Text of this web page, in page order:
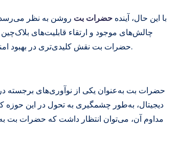
با این حال، آینده حضرات بت روشن به نظر می‌رسد.
چالش‌های موجود و ارتقاء قابلیت‌های
حضرات بت نقش کلیدی‌تری در بهبود امنیت دیجیتال و ایجاد راهکارهای نوآورانه برای مسائل مختلف ایفا کند.
حضرات بت به‌عنوان یکی از نوآوری‌های برجسته در
دیجیتال، به‌طور چشمگیری به تحول در این حوزه
مداوم آن، می‌توان انتظار داشت که حضرات بت